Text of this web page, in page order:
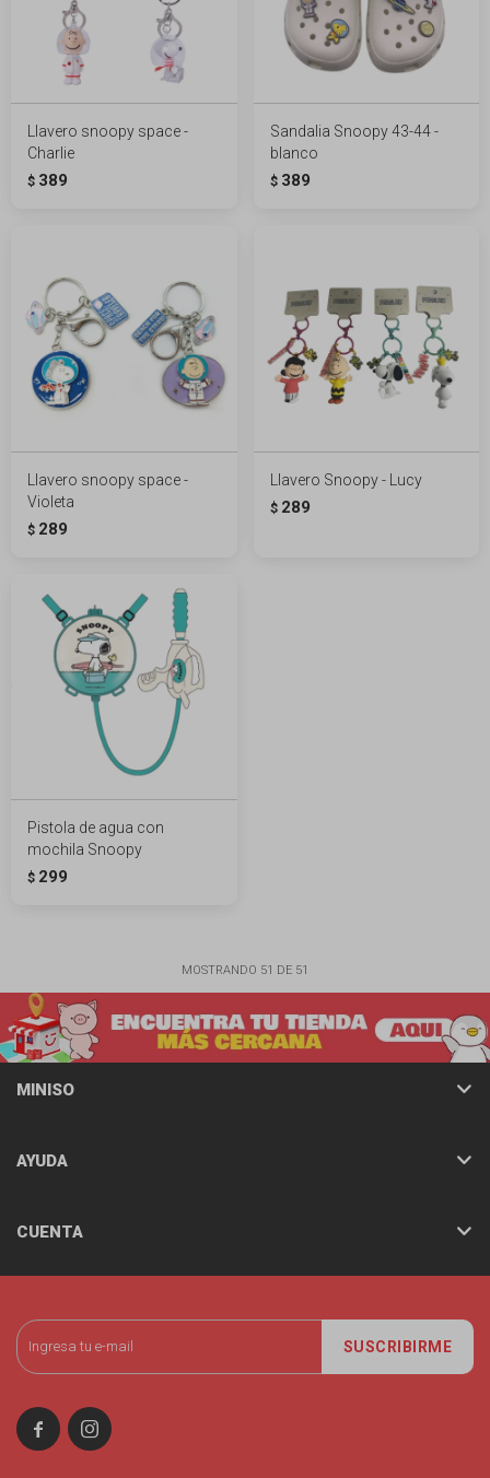
Llavero snoopy space -
Charlie
$ 389
Sandalia Snoopy 43-44 -
blanco
$ 389
Llavero snoopy space -
Violeta
$ 289
Llavero Snoopy - Lucy
$ 289
Pistola de agua con
mochila Snoopy
$ 299
MOSTRANDO 51 DE 51
SUSCRIBIRME
 
MINISO
AYUDA
CUENTA